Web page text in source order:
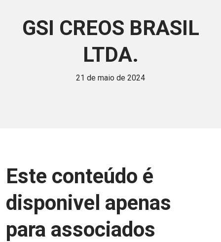
GSI CREOS BRASIL
LTDA.
21 de maio de 2024
Este conteúdo é
disponivel apenas
para associados